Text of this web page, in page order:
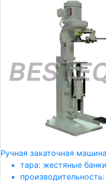
Ручная закаточная
тара: жестяные